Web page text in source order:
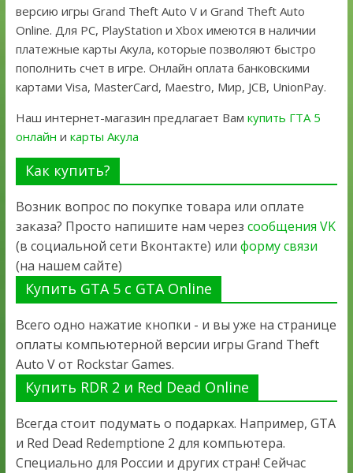
версию игры Grand Theft Auto V и Grand Theft Auto
Online. Для PC, PlayStation и Xbox имеются в наличии
платежные карты Акула, которые позволяют быстро
пополнить счет в игре. Онлайн оплата банковскими
картами Visa, MasterCard, Maestro, Мир, JCB, UnionPay.
Наш интернет-магазин предлагает Вам купить ГТА 5
онлайн и карты Акула
Как купить?
Возник вопрос по покупке товара или оплате
заказа? Просто напишите нам через сообщения VK
(в социальной сети Вконтакте) или форму связи
(на нашем сайте)
Купить GTA 5 с GTA Online
Всего одно нажатие кнопки - и вы уже на странице
оплаты компьютерной версии игры Grand Theft
Auto V от Rockstar Games.
Купить RDR 2 и Red Dead Online
Всегда стоит подумать о подарках. Например, GTA
и Red Dead Redemptione 2 для компьютера.
Специально для России и других стран! Сейчас